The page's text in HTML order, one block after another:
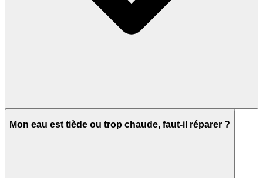
Mon eau est tiède ou trop chaude, faut-il réparer ?